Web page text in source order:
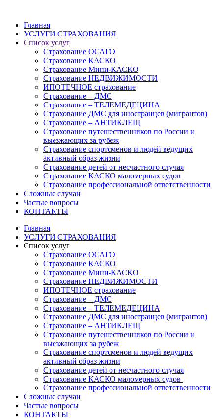
Главная
УСЛУГИ СТРАХОВАНИЯ
Список услуг
Страхование ОСАГО
Страхование КАСКО
Страхование Мини-КАСКО
Страхование НЕДВИЖИМОСТИ
ИПОТЕЧНОЕ страхование
Страхование – ДМС
Страхование – ТЕЛЕМЕДЕЦИНА
Страхование ДМС для иностранцев (мигрантов)
Страхование – АНТИКЛЕЩ
Страхование путешественников по России и
выезжающих за рубеж
Страхование спортсменов и людей ведущих
активный образ жизни
Страхование детей от несчастного случая
Страхование КАСКО маломерных судов
Страхование профессиональной ответственности
Сложные случаи
Частые вопросы
КОНТАКТЫ
Главная
УСЛУГИ СТРАХОВАНИЯ
Список услуг
Страхование ОСАГО
Страхование КАСКО
Страхование Мини-КАСКО
Страхование НЕДВИЖИМОСТИ
ИПОТЕЧНОЕ страхование
Страхование – ДМС
Страхование – ТЕЛЕМЕДЕЦИНА
Страхование ДМС для иностранцев (мигрантов)
Страхование – АНТИКЛЕЩ
Страхование путешественников по России и
выезжающих за рубеж
Страхование спортсменов и людей ведущих
активный образ жизни
Страхование детей от несчастного случая
Страхование КАСКО маломерных судов
Страхование профессиональной ответственности
Сложные случаи
Частые вопросы
КОНТАКТЫ